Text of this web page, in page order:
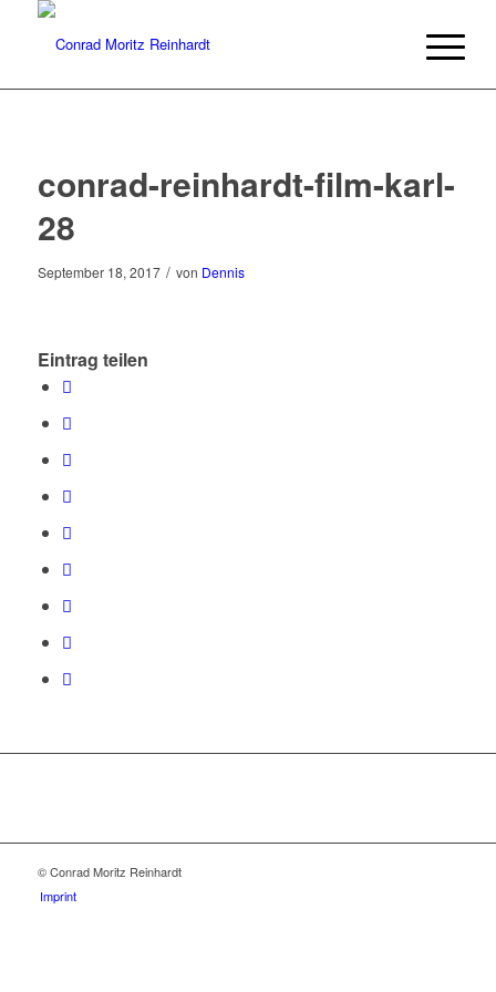
conrad-reinhardt-film-karl-
28
September 18, 2017 / von Dennis
Eintrag teilen
© Conrad Moritz Reinhardt
Imprint